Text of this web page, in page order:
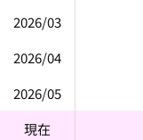
2026/03
2026/04
2026/05
現在